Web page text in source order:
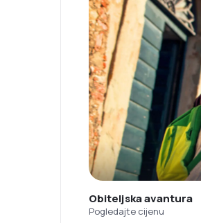
Obiteljska avantura
Pogledajte cijenu